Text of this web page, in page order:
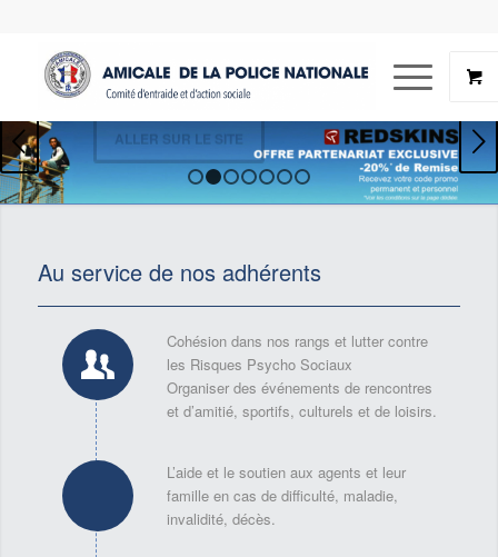
ALLER SUR LE SITE Suivant
1 2 4 5 6 7
Au service de nos adhérents
Cohésion dans nos rangs et lutter contre
les Risques Psycho Sociaux
Organiser des événements de rencontres
et d’amitié, sportifs, culturels et de loisirs.
L’aide et le soutien aux agents et leur
famille en cas de difficulté, maladie,
invalidité, décès.